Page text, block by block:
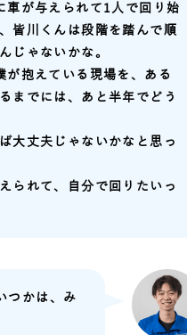
車が与えられて1人で回り始
皆川くんは段階を踏んで順
じゃないかな。
が抱えている現場を、ある
までには、あと半年でどう
大丈夫じゃないかなと思っ
られて、自分で回りたいっ
つかは、み